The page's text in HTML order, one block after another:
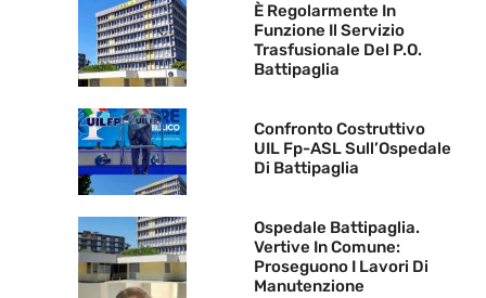
È Regolarmente In
Funzione Il Servizio
Trasfusionale Del P.O.
Battipaglia
Confronto Costruttivo
UIL Fp-ASL Sull’Ospedale
Di Battipaglia
Ospedale Battipaglia.
Vertive In Comune:
Proseguono I Lavori Di
Manutenzione